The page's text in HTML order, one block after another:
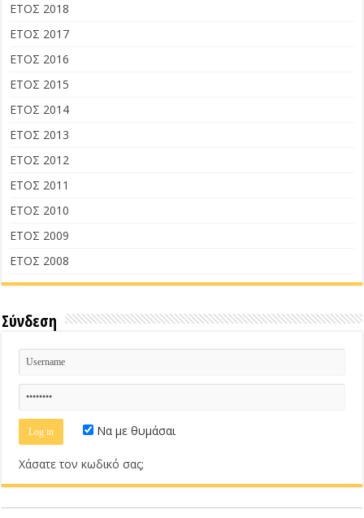
ΕΤΟΣ 2018
ΕΤΟΣ 2017
ΕΤΟΣ 2016
ΕΤΟΣ 2015
ΕΤΟΣ 2014
ΕΤΟΣ 2013
ΕΤΟΣ 2012
ΕΤΟΣ 2011
ΕΤΟΣ 2010
ΕΤΟΣ 2009
ΕΤΟΣ 2008
Σύνδεση
Να με θυμάσαι
Χάσατε τον κωδικό σας;